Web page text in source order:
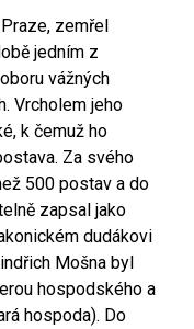
zemřel
jedním z
vážných
Vrcholem jeho
k čemuž ho
Za svého
500 postav a do
zapsal jako
dudákovi
Mošna byl
hospodského a
hospoda). Do